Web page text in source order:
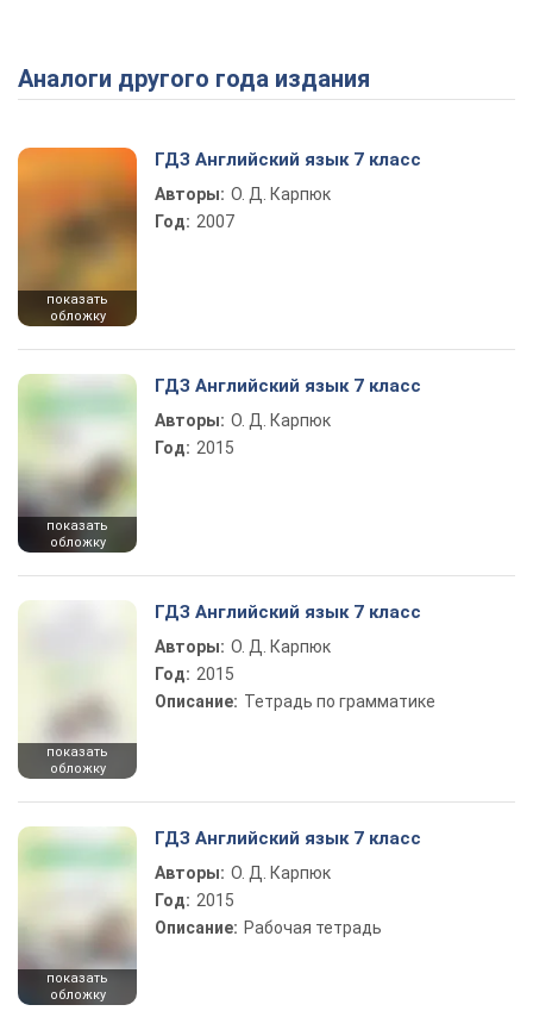
Play Video
Аналоги другого года издания
показать
обложку
ГДЗ Английский язык 7 класс
Авторы: О. Д. Карпюк
Год: 2007
показать
обложку
ГДЗ Английский язык 7 класс
Авторы: О. Д. Карпюк
Год: 2015
показать
обложку
ГДЗ Английский язык 7 класс
Авторы: О. Д. Карпюк
Год: 2015
Описание: Тетрадь по грамматике
показать
обложку
ГДЗ Английский язык 7 класс
Авторы: О. Д. Карпюк
Год: 2015
Описание: Рабочая тетрадь